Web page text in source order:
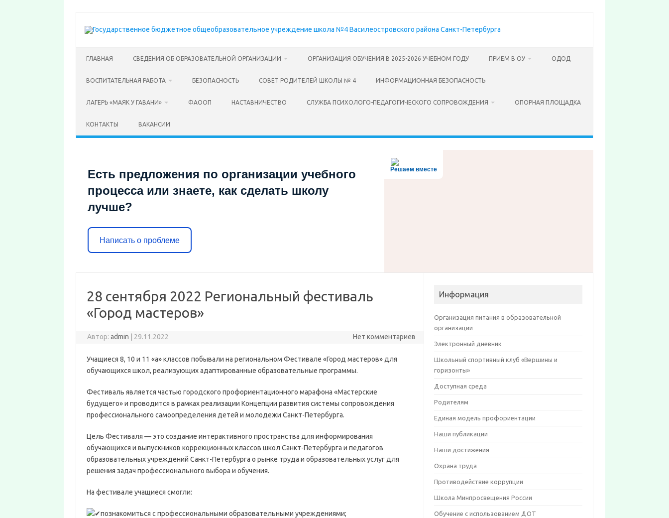
содержимому
ГЛАВНАЯ СВЕДЕНИЯ ОБ ОБРАЗОВАТЕЛЬНОЙ ОРГАНИЗАЦИИ ОРГАНИЗАЦИЯ ОБУЧЕНИЯ В 2025-2026 УЧЕБНОМ ГОДУ ПРИЕМ В ОУ ОДОД
ВОСПИТАТЕЛЬНАЯ РАБОТА БЕЗОПАСНОСТЬ СОВЕТ РОДИТЕЛЕЙ ШКОЛЫ № 4 ИНФОРМАЦИОННАЯ БЕЗОПАСНОСТЬ
ЛАГЕРЬ «МАЯК У ГАВАНИ» ФАООП НАСТАВНИЧЕСТВО СЛУЖБА ПСИХОЛОГО-ПЕДАГОГИЧЕСКОГО СОПРОВОЖДЕНИЯ ОПОРНАЯ ПЛОЩАДКА
КОНТАКТЫ ВАКАНСИИ
Решаем вместе
Есть предложения по организации учебного
процесса или знаете, как сделать школу
лучше?
Написать о проблеме
28 сентября 2022 Региональный фестиваль
«Город мастеров»
Автор:admin 29.11.2022 Нет комментариев
Учащиеся 8, 10 и 11 «а» классов побывали на региональном Фестивале «Город мастеров» для
обучающихся школ, реализующих адаптированные образовательные программы.
Фестиваль является частью городского профориентационного марафона «Мастерские
будущего» и проводится в рамках реализации Концепции развития системы сопровождения
профессионального самоопределения детей и молодежи Санкт-Петербурга.
Цель Фестиваля — это создание интерактивного пространства для информирования
обучающихся и выпускников коррекционных классов школ Санкт-Петербурга и педагогов
образовательных учреждений Санкт-Петербурга о рынке труда и образовательных услуг для
решения задач профессионального выбора и обучения.
На фестивале учащиеся смогли:
познакомиться с профессиональными образовательными учреждениями;
Информация
Организация питания в образовательной
организации
Электронный дневник
Школьный спортивный клуб «Вершины и
горизонты»
Доступная среда
Родителям
Единая модель профориентации
Наши публикации
Наши достижения
Охрана труда
Противодействие коррупции
Школа Минпросвещения России
Обучение с использованием ДОТ